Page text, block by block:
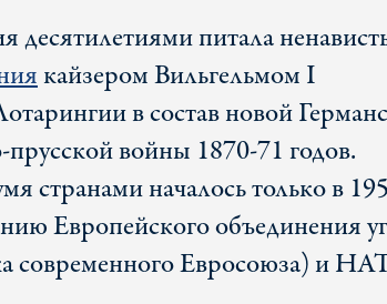
питала
кайзером Вильгельмом I
в состав новой
войны 1870-71 годов.
странами началось только в
Европейского объединения
современного Евросоюза) и